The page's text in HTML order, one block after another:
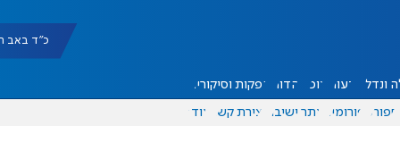
כ"ד באב תשפ"ו
ונדל"ן דעות אוכל יהדות הפקות וסיקורים
ספורט פורומים אתר ישיבה יצירת קשר עוד